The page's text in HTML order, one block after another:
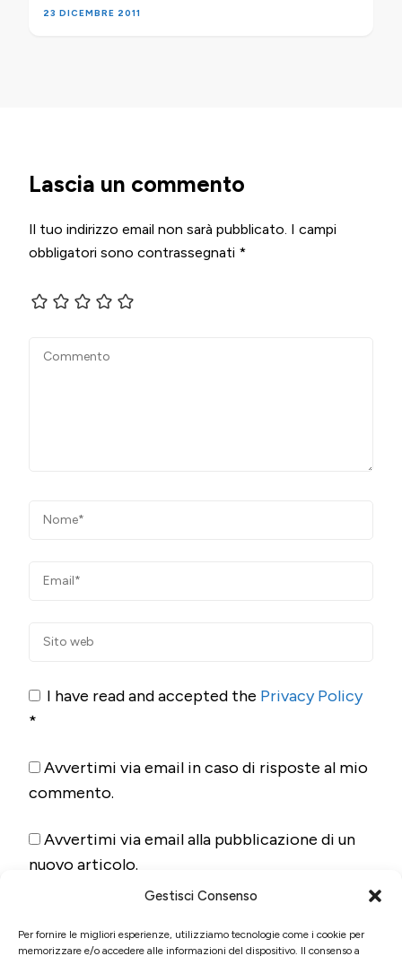
Gestisci Consenso
Per fornire le migliori esperienze, utilizziamo tecnologie come i cookie per
memorizzare e/o accedere alle informazioni del dispositivo. Il consenso a
23 DICEMBRE 2011
Lascia un commento
Il tuo indirizzo email non sarà pubblicato. I campi
obbligatori sono contrassegnati *
I have read and accepted the Privacy Policy
*
Avvertimi via email in caso di risposte al mio
commento.
Avvertimi via email alla pubblicazione di un
nuovo articolo.